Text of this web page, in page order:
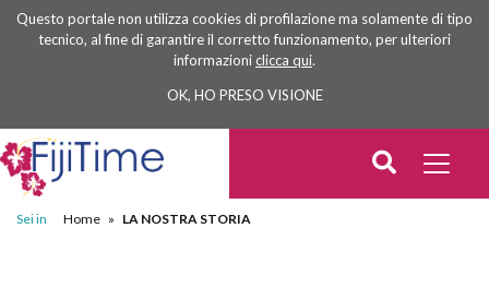
Questo portale non utilizza cookies di profilazione ma solamente di tipo
tecnico, al fine di garantire il corretto funzionamento, per ulteriori
informazioniclicca qui.
OK, HO PRESO VISIONE
Sei in Home » LA NOSTRA STORIA